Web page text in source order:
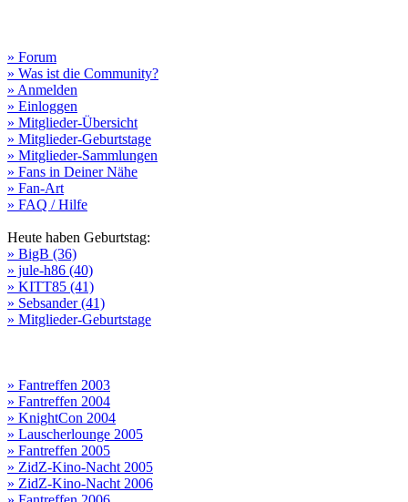
» Forum
» Was ist die Community?
» Anmelden
» Einloggen
» Mitglieder-Übersicht
» Mitglieder-Geburtstage
» Mitglieder-Sammlungen
» Fans in Deiner Nähe
» Fan-Art
» FAQ / Hilfe
Heute haben Geburtstag:
» BigB (36)
» jule-h86 (40)
» KITT85 (41)
» Sebsander (41)
» Mitglieder-Geburtstage
» Fantreffen 2003
» Fantreffen 2004
» KnightCon 2004
» Lauscherlounge 2005
» Fantreffen 2005
» ZidZ-Kino-Nacht 2005
» ZidZ-Kino-Nacht 2006